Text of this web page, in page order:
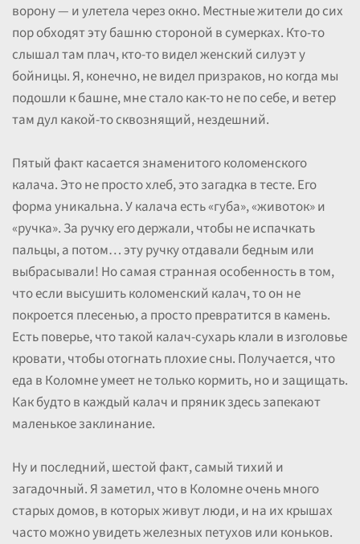
ворону — и улетела через окно. Местные жители до сих
пор обходят эту башню стороной в сумерках. Кто-то
слышал там плач, кто-то видел женский силуэт у
бойницы. Я, конечно, не видел призраков, но когда мы
подошли к башне, мне стало как-то не по себе, и ветер
там дул какой-то сквознящий, нездешний.
Пятый факт касается знаменитого коломенского
калача. Это не просто хлеб, это загадка в тесте. Его
форма уникальна. У калача есть «губа», «животок» и
«ручка». За ручку его держали, чтобы не испачкать
пальцы, а потом… эту ручку отдавали бедным или
выбрасывали! Но самая странная особенность в том,
что если высушить коломенский калач, то он не
покроется плесенью, а просто превратится в камень.
Есть поверье, что такой калач-сухарь клали в изголовье
кровати, чтобы отогнать плохие сны. Получается, что
еда в Коломне умеет не только кормить, но и защищать.
Как будто в каждый калач и пряник здесь запекают
маленькое заклинание.
Ну и последний, шестой факт, самый тихий и
загадочный. Я заметил, что в Коломне очень много
старых домов, в которых живут люди, и на их крышах
часто можно увидеть железных петухов или коньков.